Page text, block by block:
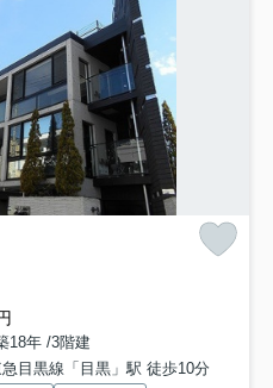
18年 /3階建
目黒線「目黒」駅 徒歩10分